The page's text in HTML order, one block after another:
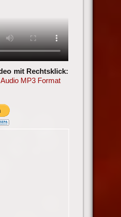
mit Rechtsklick:
Audio MP3 Format